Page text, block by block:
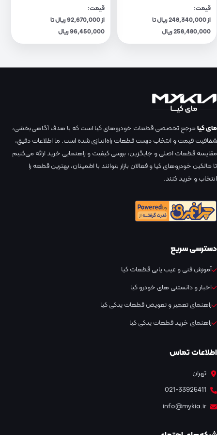
قیمت:
از 248,340,000 ریال تا
258,480,000 ریال
قیمت:
از 92,670,000 ریال تا
96,450,000 ریال
مای کیامرجع تخصصی قطعات خودروهای کیا است که با هدف آگاهی‌بخشی،
شفافیت قیمت و انتخاب درست قطعات راه‌اندازی شده است. ما اطلاعات دقیق،
مقایسه قطعات اصلی و جایگزین، بررسی کیفیت و راهنمایی خرید ارائه می‌کنیم
تا مالکین خودروهای کیا و فعالان بازار بتوانند با اطمینان، بهترین قطعه را
انتخاب و خرید کنند.
دسترسی سریع
آموزش فنی و عیب یابی قطعات کیا
اخبار و دانستنی های خودرو کیا
راهنمای تعمیر و تعویض قطعات یدکی کیا
راهنمای خرید قطعات یدکی کیا
اطلاعات تماس
تهران
021-33925411
info@mykia.ir